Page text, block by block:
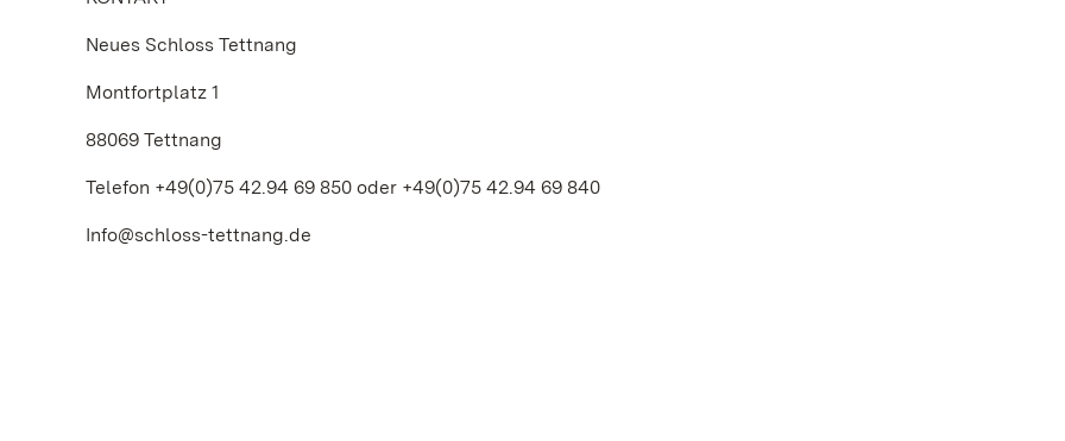
Neues Schloss Tettnang
Montfortplatz 1
88069 Tettnang
Telefon +49(0)75 42.94 69 850 oder +49(0)75 42.94 69 840
Info@schloss-tettnang.de